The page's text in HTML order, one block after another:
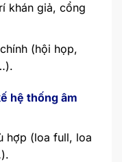
khán giả, cổng
(hội họp,
hệ thống âm
hợp (loa full, loa